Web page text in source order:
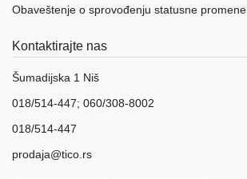
Obaveštenje o sprovođenju statusne promene
Kontaktirajte nas
Šumadijska 1 Niš
018/514-447; 060/308-8002
018/514-447
prodaja@tico.rs